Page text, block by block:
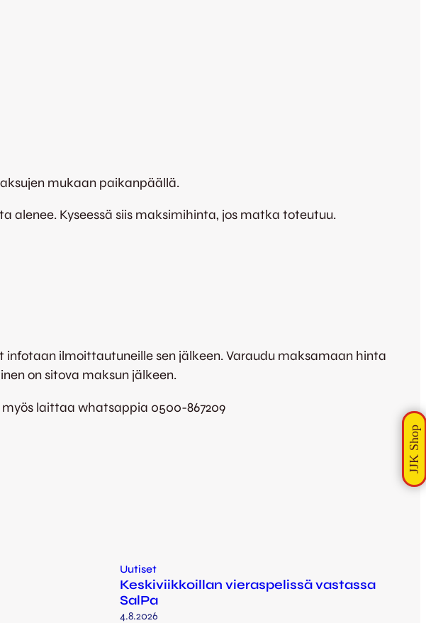
mukaan paikanpäällä.
alenee. Kyseessä siis maksimihinta, jos matka toteutuu.
ilmoittautuneille sen jälkeen. Varaudu maksamaan hinta
on sitova maksun jälkeen.
laittaa whatsappia 0500-867209
Uutiset
Keskiviikkoillan vieraspelissä vastassa
SalPa
4.8.2026